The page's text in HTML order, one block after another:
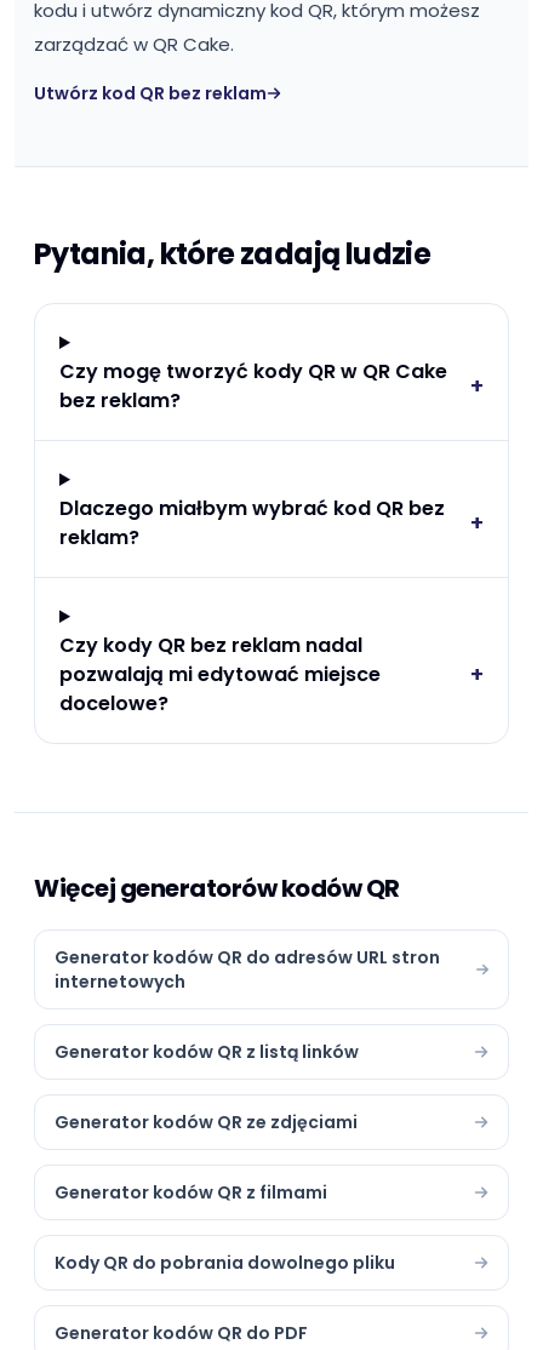
kodu i utwórz dynamiczny kod QR, którym możesz
zarządzać w QR Cake.
Utwórz kod QR bez reklam
Pytania, które zadają ludzie
Czy mogę tworzyć kody QR w QR Cake
bez reklam?
+
Dlaczego miałbym wybrać kod QR bez
reklam?
+
Czy kody QR bez reklam nadal
pozwalają mi edytować miejsce
docelowe?
+
Więcej generatorów kodów QR
Generator kodów QR do adresów URL stron
internetowych
Generator kodów QR z listą linków
Generator kodów QR ze zdjęciami
Generator kodów QR z filmami
Kody QR do pobrania dowolnego pliku
Generator kodów QR do PDF